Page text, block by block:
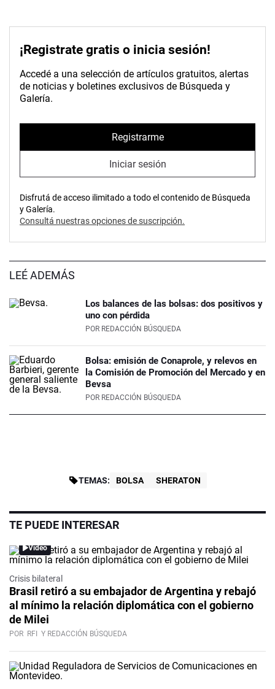
¡Registrate gratis o inicia sesión!
Accedé a una selección de artículos gratuitos, alertas
de noticias y boletines exclusivos de Búsqueda y
Galería.
Registrarme
Iniciar sesión
Disfrutá de acceso ilimitado a todo el contenido de Búsqueda
y Galería.
Consultá nuestras opciones de suscripción.
LEÉ ADEMÁS
Los balances de las bolsas: dos positivos y
uno con pérdida
POR REDACCIÓN BÚSQUEDA
Bolsa: emisión de Conaprole, y relevos en
la Comisión de Promoción del Mercado y en
Bevsa
POR REDACCIÓN BÚSQUEDA
TEMAS: BOLSA SHERATON
TE PUEDE INTERESAR
Video
Crisis bilateral
Brasil retiró a su embajador de Argentina y rebajó
al mínimo la relación diplomática con el gobierno
de Milei
POR RFI Y REDACCIÓN BÚSQUEDA